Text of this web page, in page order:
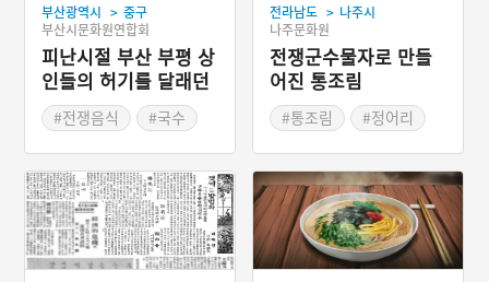
부산광역시 > 중구
부산시문화원연합회
피난시절 부산 부평 상
인들의 허기를 달래던
비빔당면
#전쟁음식
#국수
#부산별미
전라남도 > 나주시
나주문화원
전쟁군수물자로 만들
어진 통조림
#통조림
#정어리